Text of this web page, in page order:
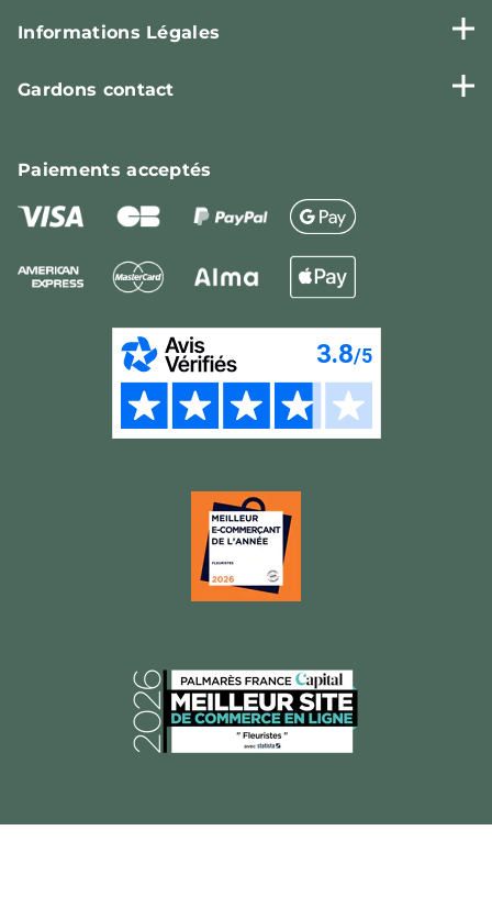
Informations Légales
Gardons contact
Paiementsacceptés